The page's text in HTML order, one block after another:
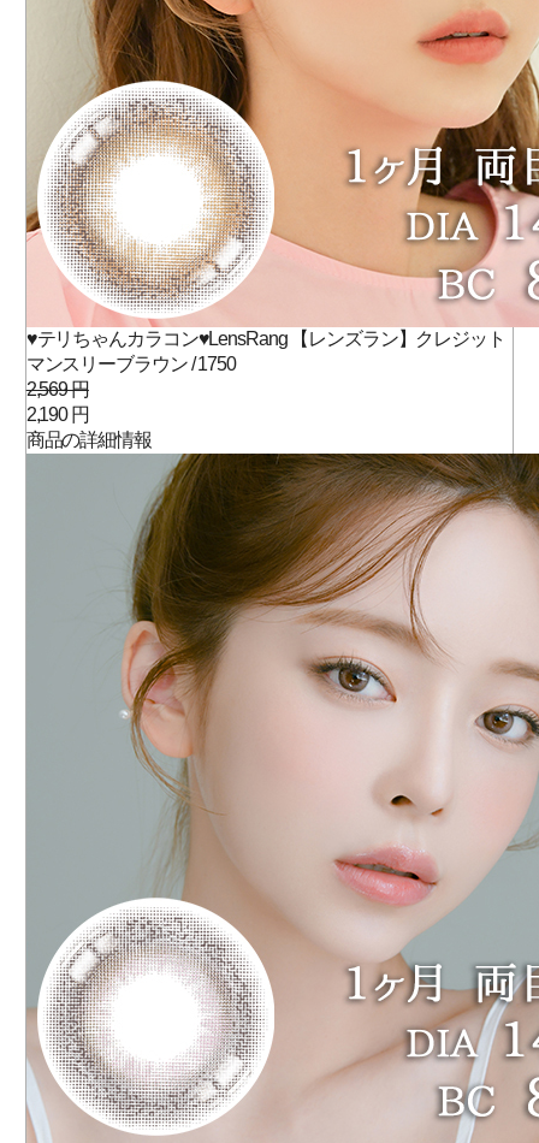
♥テリちゃんカラコン♥LensRang 【レンズラン】クレジット
マンスリーブラウン / 1750
2,569 円
2,190 円
商品の詳細情報